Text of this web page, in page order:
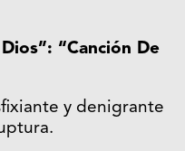
“Canción De
y denigrante